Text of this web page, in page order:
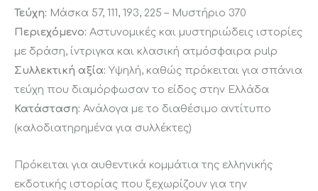
Τεύχη: Μάσκα 57, 111, 193, 225 – Μυστήριο 370
Περιεχόμενο: Αστυνομικές και μυστηριώδεις ιστορίες
με δράση, ίντριγκα και κλασική ατμόσφαιρα pulp
Συλλεκτική αξία: Υψηλή, καθώς πρόκειται για σπάνια
τεύχη που διαμόρφωσαν το είδος στην Ελλάδα
Κατάσταση: Ανάλογα με το διαθέσιμο αντίτυπο
(καλοδιατηρημένα για συλλέκτες)
Πρόκειται για αυθεντικά κομμάτια της ελληνικής
εκδοτικής ιστορίας που ξεχωρίζουν για την